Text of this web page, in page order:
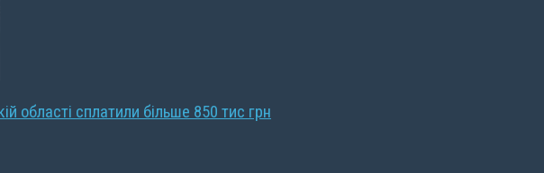
області сплатили більше 850 тис грн